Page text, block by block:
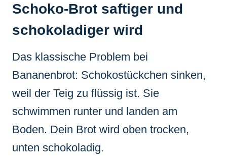
Schoko-Brot saftiger und
schokoladiger wird
Das klassische Problem bei
Bananenbrot: Schokostückchen sinken,
weil der Teig zu flüssig ist. Sie
schwimmen runter und landen am
Boden. Dein Brot wird oben trocken,
unten schokoladig.